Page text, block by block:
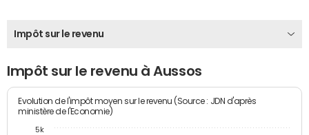
Impôt sur le revenu
Impôt sur le revenu à Aussos
Evolution de l'impôt moyen sur le revenu (Source : JDN d'après
ministère de l'Economie)
5k